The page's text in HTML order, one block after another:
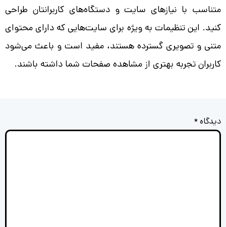
متناسب با نیازهای سایت و دستگاه‌های کاربرانتان طراحی
کنید. این تنظیمات به ویژه برای سایت‌هایی که دارای محتوای
متنی و تصویری گسترده هستند، مفید است و باعث می‌شود
کاربران تجربه بهتری از مشاهده صفحات شما داشته باشند.
دیدگاه*